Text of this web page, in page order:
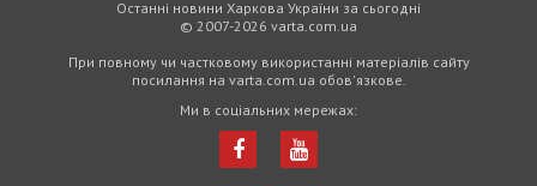
Останні новини Харкова України за сьогодні
© 2007-2026 varta.com.ua
При повному чи частковому використанні матеріалів сайту
посилання на varta.com.ua обов'язкове.
Ми в соціальних мережах: